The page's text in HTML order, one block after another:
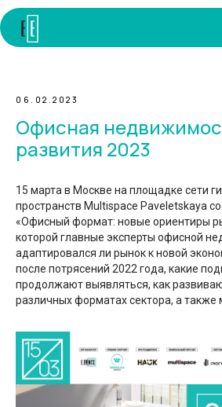
06.02.2023
Офисная
развития 2023
15 марта в Москве на площадке сети
пространств Multispace Paveletskaya
«Офисный формат: новые ориентиры
которой главные эксперты офисной
адаптировался ли рынок к новой
после потрясений 2022 года, какие
продолжают выявляться, как
различных форматах сектора, а также